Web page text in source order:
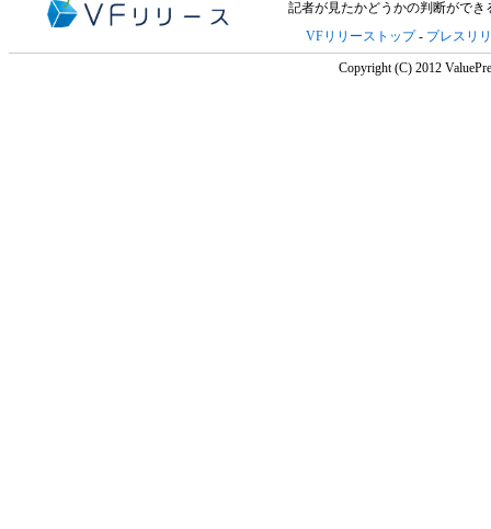
記者が見たかどうかの判断がで
VFリリーストップ- プレスリ
Copyright (C) 2012